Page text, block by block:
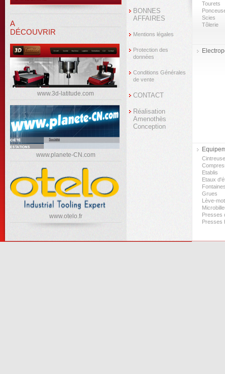
A
DÉCOUVRIR
www.3d-latitude.com
www.planete-CN.com
www.otelo.fr
BONNES
AFFAIRES
Mentions légales
Protection des
données
Conditions Générales
de vente
CONTACT
Réalisation
Amenothès
Conception
Tourets
Scies
Tôlerie
Etablis
Etaux
Grues
Lève-
Presses
Presses